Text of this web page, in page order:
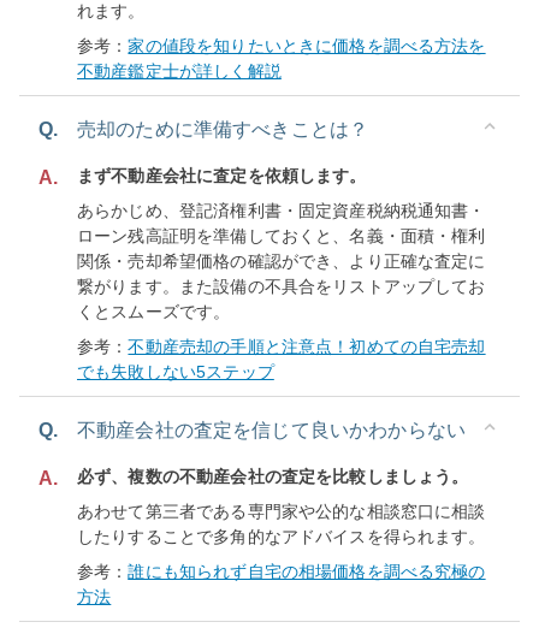
れます。
参考：家の値段を知りたいときに価格を調べる方法を
不動産鑑定士が詳しく解説
Q. 売却のために準備すべきことは？
A.
まず不動産会社に査定を依頼します。
あらかじめ、登記済権利書・固定資産税納税通知書・
ローン残高証明を準備しておくと、名義・面積・権利
関係・売却希望価格の確認ができ、より正確な査定に
繋がります。また設備の不具合をリストアップしてお
くとスムーズです。
参考：不動産売却の手順と注意点！初めての自宅売却
でも失敗しない5ステップ
Q. 不動産会社の査定を信じて良いかわからない
A.
必ず、複数の不動産会社の査定を比較しましょう。
あわせて第三者である専門家や公的な相談窓口に相談
したりすることで多角的なアドバイスを得られます。
参考：誰にも知られず自宅の相場価格を調べる究極の
方法